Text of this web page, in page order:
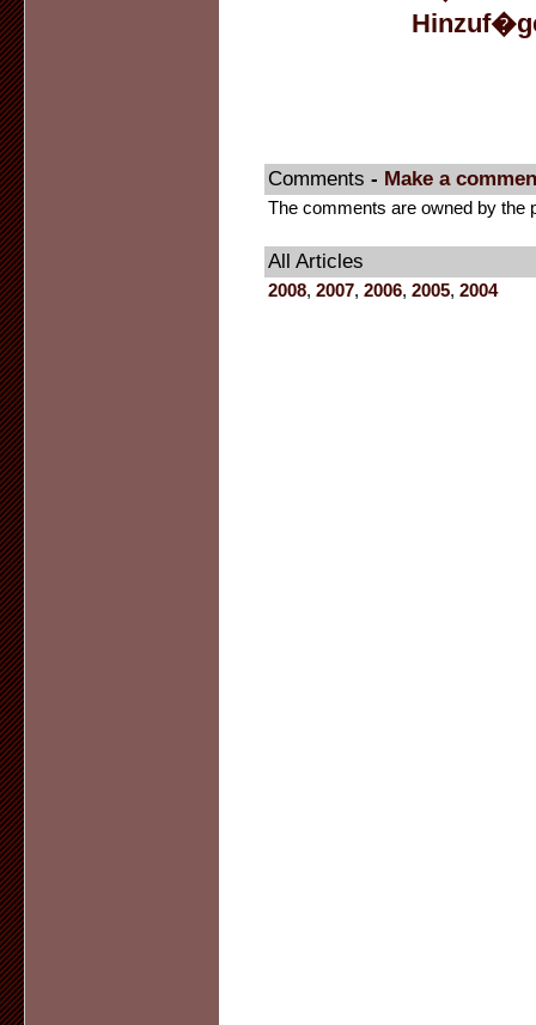
Comments - Make a
The comments are owned by the
All Articles
2008, 2007, 2006, 2005, 2004